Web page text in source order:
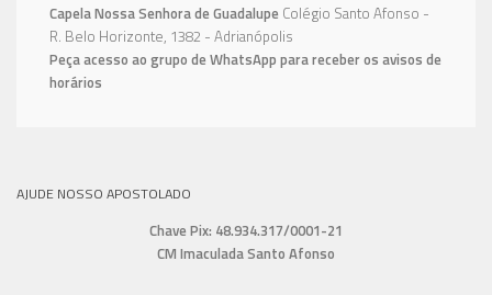
Capela Nossa Senhora de Guadalupe Colégio Santo Afonso -
R. Belo Horizonte, 1382 - Adrianópolis
Peça acesso ao grupo de WhatsApp para receber os avisos de
horários
AJUDE NOSSO APOSTOLADO
Chave Pix: 48.934.317/0001-21
CM Imaculada Santo Afonso